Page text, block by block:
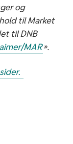
og
til Market
til DNB
MAR».